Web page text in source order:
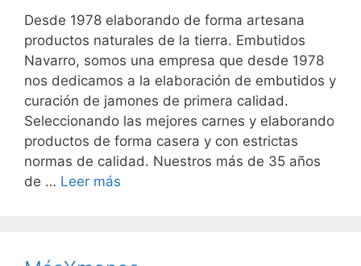
Desde 1978 elaborando de forma artesana
productos naturales de la tierra. Embutidos
Navarro, somos una empresa que desde 1978
nos dedicamos a la elaboración de embutidos y
curación de jamones de primera calidad.
Seleccionando las mejores carnes y elaborando
productos de forma casera y con estrictas
normas de calidad. Nuestros más de 35 años
de … Leer más